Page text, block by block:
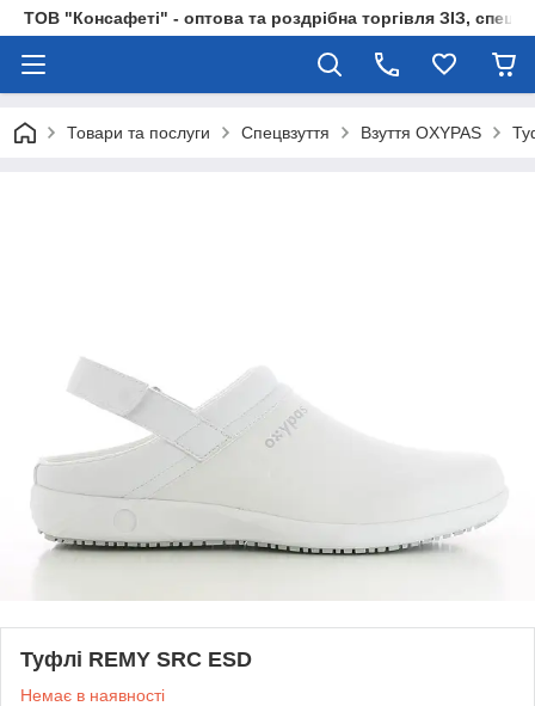
ТОВ "Консафеті" - оптова та роздрібна торгівля ЗІЗ,
Товари та послуги Спецвзуття Взуття OXYPAS
Туфлі REMY SRC ESD
Немає в наявності